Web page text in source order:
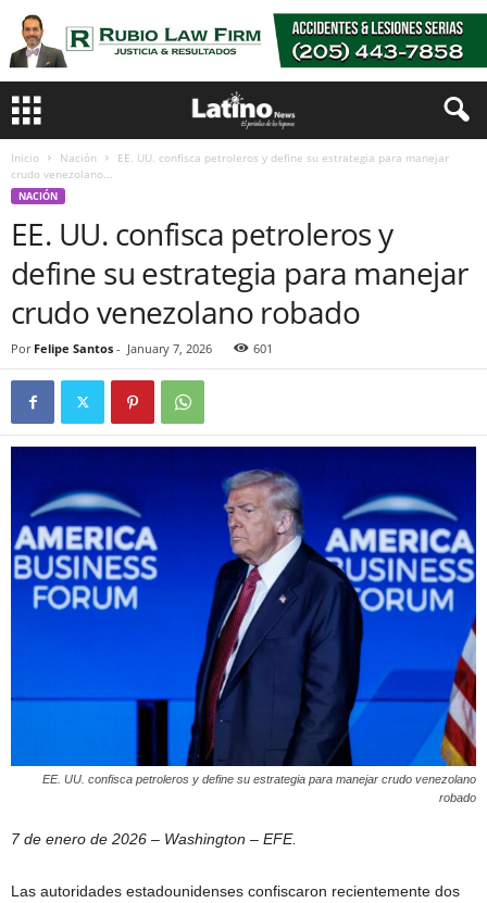
Inicio Nación
EE. UU. confisca petroleros y define su estrategia para manejar
crudo venezolano...
NACIÓN
EE. UU. confisca petroleros y
define su estrategia para manejar
crudo venezolano robado
Por Felipe Santos - January 7, 2026 601
EE. UU. confisca petroleros y define su estrategia para manejar crudo venezolano
robado
7 de enero de 2026 – Washington – EFE.
Las autoridades estadounidenses confiscaron recientemente dos